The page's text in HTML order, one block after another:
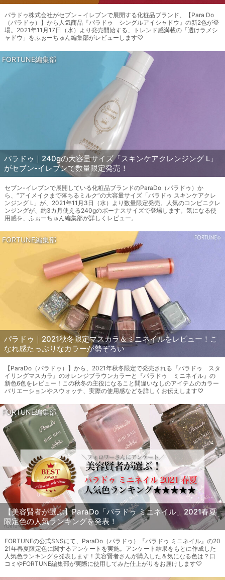
パラドゥ株式会社がセブン－イレブンで展開する化粧品ブランド、【Para Do
（パラドゥ）】から人気商品『パラドゥ シングルアイシャドウ』の新2色が登
場。2021年11月17日（水）より発売開始する、トレンド感満載の「透けラメシ
ャドウ」をふぉーちゅん編集部がレビューします♡
FORTUNE編集部
パラドゥ｜240gの大容量サイズ「スキンケアクレンジング L」
がセブン-イレブンで数量限定発売！
セブン-イレブンで展開している化粧品ブランドのParaDo（パラドゥ）か
ら、“アイメイクまで落ちるミルク”の大容量サイズ「パラドゥ スキンケアクレ
ンジング L」が、2021年11月3日（水）より数量限定発売。人気のコンビニクレ
ンジングが、約3カ月使える240gのボーナスサイズで登場します。気になる使
用感を、ふぉーちゅん編集部が詳しくレビュー。
FORTUNE編集部
パラドゥ｜2021秋冬限定マスカラ＆ミニネイルをレビュー！こ
なれ感たっぷりなカラーが勢ぞろい
【ParaDo（パラドゥ）】から、2021年秋冬限定で発売される『パラドゥ スタ
イリングマスカラ』のオレンジブラウンカラーと『パラドゥ ミニネイル』の
新色6色をレビュー！この秋冬の主役になること間違いなしのアイテムのカラー
バリエーションやスウォッチ、実際の使用感などを詳しくお伝えします♡
FORTUNE編集部
【美容賢者が選ぶ】ParaDo「パラドゥ ミニネイル」2021春夏
限定色の人気ランキングを発表！
FORTUNEの公式SNSにて、ParaDo（パラドゥ）『パラドゥ ミニネイル』の20
21年春夏限定色に関するアンケートを実施。アンケート結果をもとに作成した
人気色ランキングを発表します！美容賢者さんが購入した＆気になる色は？口
コミやFORTUNE編集部が実際に使用してみた仕上がりをお届けします♡